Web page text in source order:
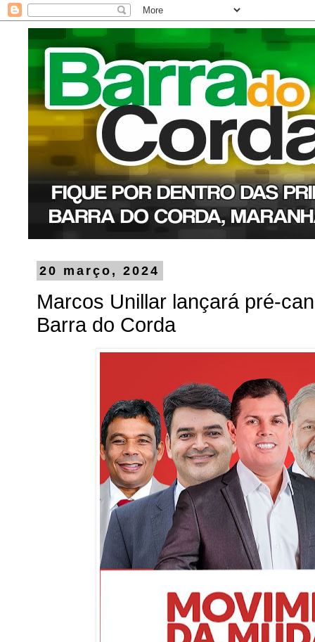
20 março, 2024
Marcos Unillar lançará pré-
Barra do Corda